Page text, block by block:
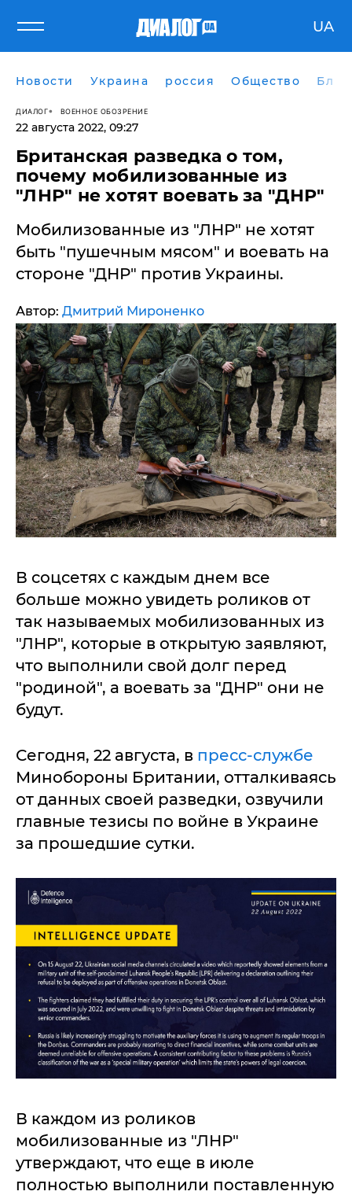
UA
Новости Украина россия Общество
ДИАЛОГ ВОЕННОЕ ОБОЗРЕНИЕ
22 августа 2022, 09:27
​Британская разведка о том,
почему мобилизованные из
"ЛНР" не хотят воевать за "ДНР"
Мобилизованные из "ЛНР" не хотят
быть "пушечным мясом" и воевать на
стороне "ДНР" против Украины.
Автор: Дмитрий Мироненко
В соцсетях с каждым днем все
больше можно увидеть роликов от
так называемых мобилизованных из
"ЛНР", которые в открытую заявляют,
что выполнили свой долг перед
"родиной", а воевать за "ДНР" они не
будут.
Сегодня, 22 августа, в пресс-службе
Минобороны Британии, отталкиваясь
от данных своей разведки, озвучили
главные тезисы по войне в Украине
за прошедшие сутки.
В каждом из роликов
мобилизованные из "ЛНР"
утверждают, что еще в июле
полностью выполнили поставленную